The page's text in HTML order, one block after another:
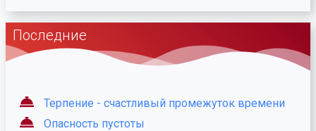
Последние
Терпение - счастливый промежуток времени
Опасность пустоты